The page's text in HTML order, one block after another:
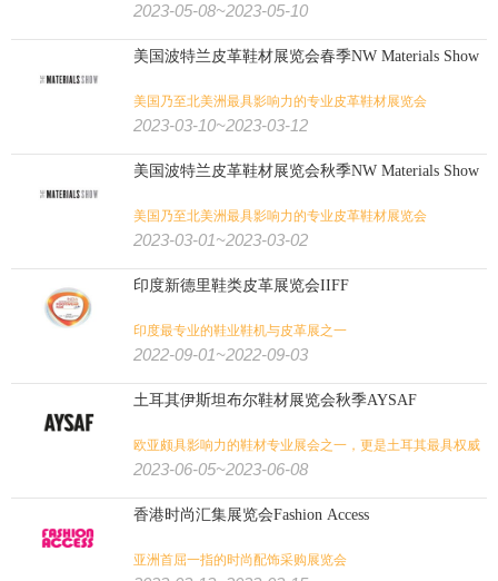
2023-05-08~2023-05-10
美国波特兰皮革鞋材展览会春季NW Materials Show
美国乃至北美洲最具影响力的专业皮革鞋材展览会
2023-03-10~2023-03-12
美国波特兰皮革鞋材展览会秋季NW Materials Show
美国乃至北美洲最具影响力的专业皮革鞋材展览会
2023-03-01~2023-03-02
印度新德里鞋类皮革展览会IIFF
印度最专业的鞋业鞋机与皮革展之一
2022-09-01~2022-09-03
土耳其伊斯坦布尔鞋材展览会秋季AYSAF
欧亚颇具影响力的鞋材专业展会之一，更是土耳其最具权威
性的展会
2023-06-05~2023-06-08
香港时尚汇集展览会Fashion Access
亚洲首屈一指的时尚配饰采购展览会